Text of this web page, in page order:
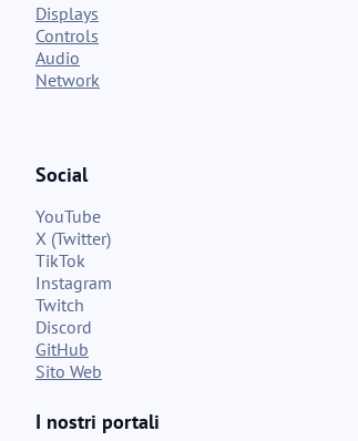
Displays
Controls
Audio
Network
Social
YouTube
X (Twitter)
TikTok
Instagram
Twitch
Discord
GitHub
Sito Web
I nostri portali